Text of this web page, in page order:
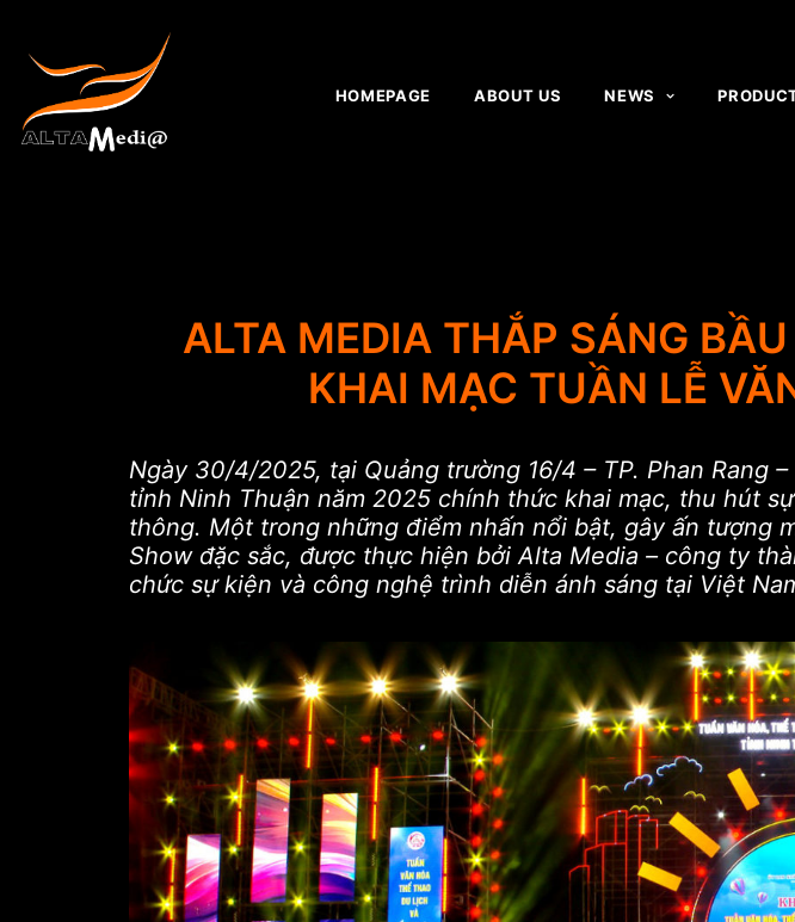
HOMEPAGE ABOUT US NEWS
ALTA MEDIA THẮP SÁNG
KHAI MẠC TUẦN LỄ
Ngày 30/4/2025, tại Quảng trường 16/4 – TP. Phan Rang
tỉnh Ninh Thuận năm 2025 chính thức khai mạc, thu hút
thông. Một trong những điểm nhấn nổi bật, gây ấn tượng
Show đặc sắc, được thực hiện bởi Alta Media – công ty
chức sự kiện và công nghệ trình diễn ánh sáng tại Việt